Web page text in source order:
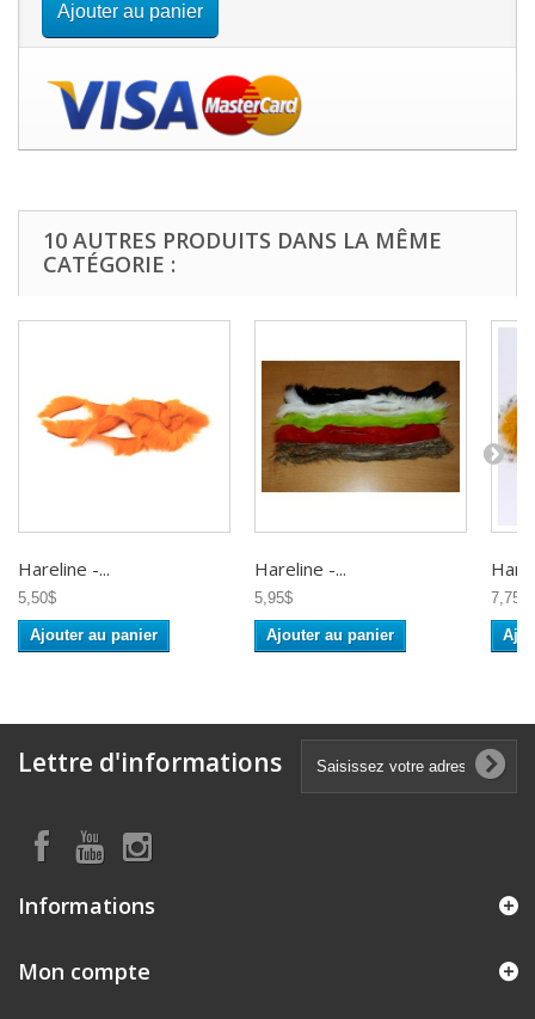
Ajouter au panier
10 AUTRES PRODUITS DANS LA MÊME
CATÉGORIE :
Hareline -...
5,50$
Ajouter au panier
Hareline -...
5,95$
Ajouter au panier
7,75$
Lettre d'informations
Informations
Mon compte